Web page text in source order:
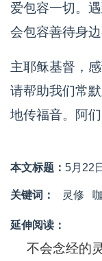
爱包容一切。
会包容善待身边
主耶稣基督，
请帮助我们常
地传福音。阿们
本文标题： 5月22
关键词： 灵修
延伸阅读：
不会念经的